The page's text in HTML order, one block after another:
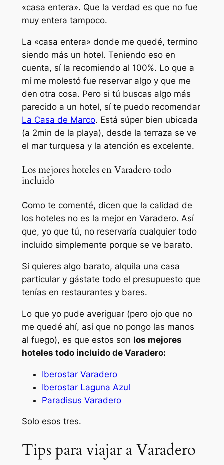
«casa entera». Que la verdad es que no fue
muy entera tampoco.
La «casa entera» donde me quedé, termino
siendo más un hotel. Teniendo eso en
cuenta, sí la recomiendo al 100%. Lo que a
mí me molestó fue reservar algo y que me
den otra cosa. Pero si tú buscas algo más
parecido a un hotel, sí te puedo recomendar
La Casa de Marco. Está súper bien ubicada
(a 2min de la playa), desde la terraza se ve
el mar turquesa y la atención es excelente.
Los mejores hoteles en Varadero todo
incluido
Como te comenté, dicen que la calidad de
los hoteles no es la mejor en Varadero. Así
que, yo que tú, no reservaría cualquier todo
incluido simplemente porque se ve barato.
Si quieres algo barato, alquila una casa
particular y gástate todo el presupuesto que
tenías en restaurantes y bares.
Lo que yo pude averiguar (pero ojo que no
me quedé ahí, así que no pongo las manos
al fuego), es que estos son los mejores
hoteles todo incluido de Varadero:
Iberostar Varadero
Iberostar Laguna Azul
Paradisus Varadero
Solo esos tres.
Tips para viajar a Varadero